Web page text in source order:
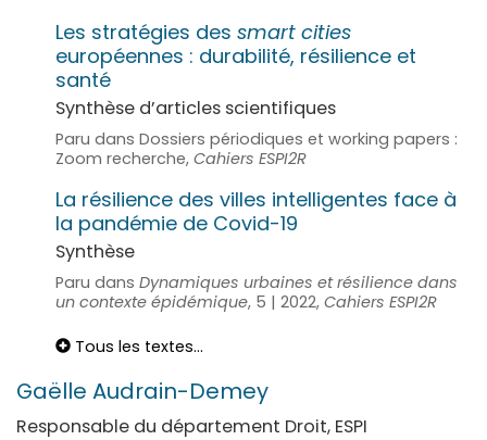
Les stratégies des smart cities
européennes : durabilité, résilience et
santé
Synthèse d’articles scientifiques
Paru dans Dossiers périodiques et working papers :
Zoom recherche, Cahiers ESPI2R
La résilience des villes intelligentes face à
la pandémie de Covid-19
Synthèse
Paru dans Dynamiques urbaines et résilience dans
un contexte épidémique, 5 | 2022, Cahiers ESPI2R
Tous les textes...
Gaëlle Audrain-Demey
Responsable du département Droit, ESPI